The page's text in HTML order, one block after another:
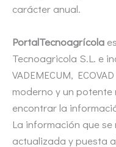
carácter anual.
PortalTecnoagrícola
Tecnoagricola S.L. e
VADEMECUM,
moderno y un
encontrar la
La información que
actualizada y puesta